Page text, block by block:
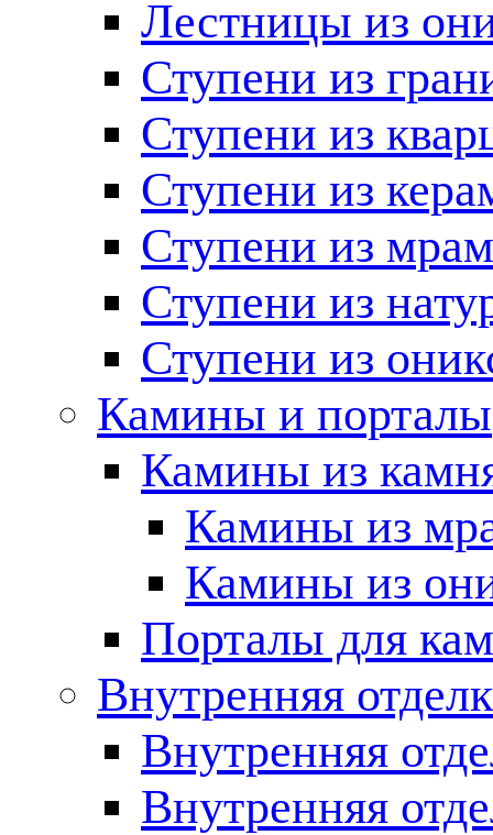
Лестницы из
Ступени из
Ступени из
Ступени из
Ступени из
Ступени из
Ступени из
Камины и порталы
Камины из
Камины из
Камины из
Порталы для
Внутренняя
Внутренняя
Внутренняя